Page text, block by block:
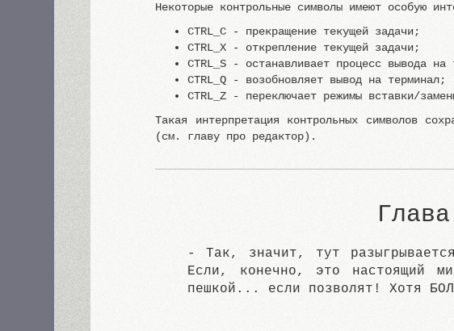
Некоторые контрольные символы имеют особую
CTRL_C - прекращение текущей задачи;
CTRL_X - открепление текущей задачи;
CTRL_S - останавливает процесс вывода на
CTRL_Q - возобновляет вывод на терминал;
CTRL_Z - переключает режимы вставки/
Такая интерпретация контрольных символов
(см. главу про редактор).
- Так, значит, тут
Если, конечно, это настоящий
пешкой... если позволят! Хотя